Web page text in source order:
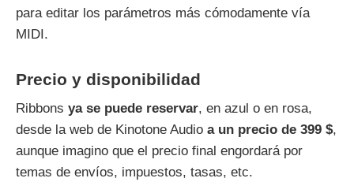
para editar los parámetros más cómodamente vía
MIDI.
Precio y disponibilidad
Ribbons ya se puede reservar, en azul o en rosa,
desde la web de Kinotone Audio a un precio de 399 $,
aunque imagino que el precio final engordará por
temas de envíos, impuestos, tasas, etc.